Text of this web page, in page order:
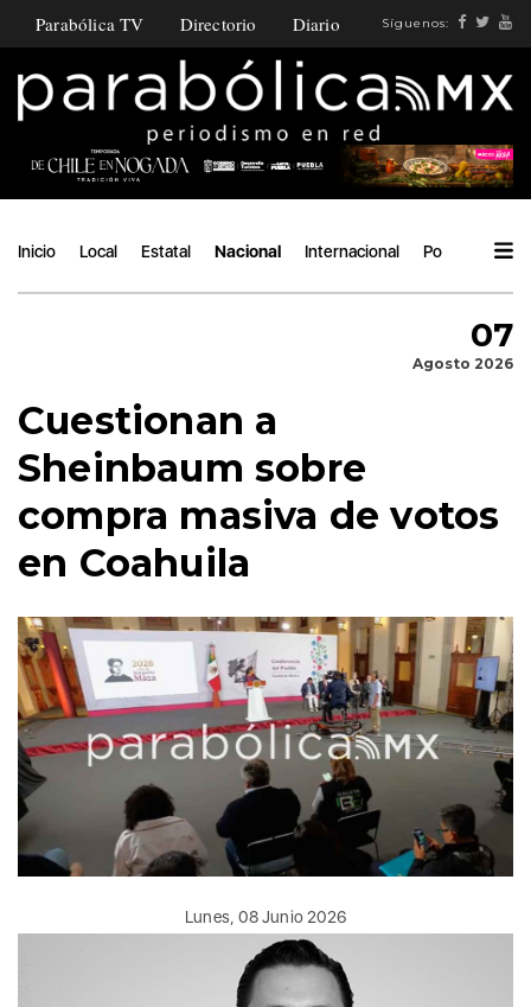
Parabólica TV Directorio Diario Síguenos:
Inicio Local Estatal Nacional Internacional Política
07
Agosto 2026
Cuestionan a
Sheinbaum sobre
compra masiva de votos
en Coahuila
Lunes, 08 Junio 2026